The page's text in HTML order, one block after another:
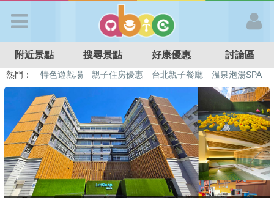
APP登入
首 頁
搜尋景點
好康優惠
附近景點 搜尋景點 好康優惠 討論區
熱門： 特色遊戲場 親子住房優惠 台北親子餐廳
溫泉泡湯SPA
溜滑梯民宿
觀光工廠 DIY摘果 日本親子景點